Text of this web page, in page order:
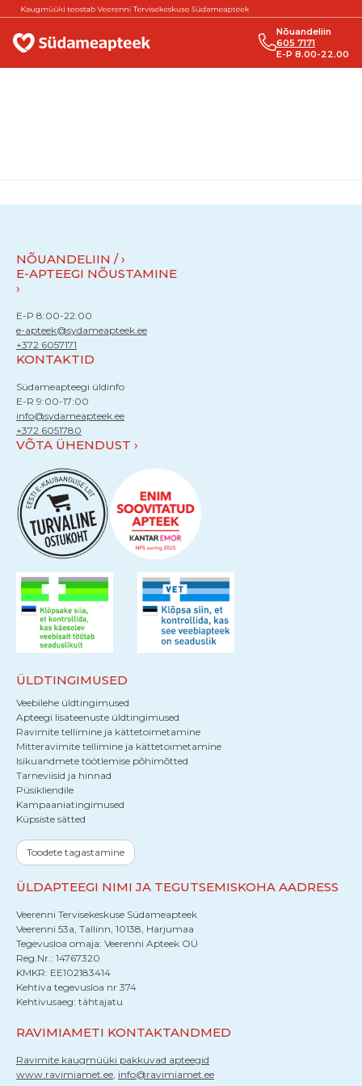
Liigu sisu juurde
Nõuandeliin
605 7171
E-P 8.00-22.00
NÕUANDELIIN /
E-APTEEGI NÕUSTAMINE
E-P 8:00-22:00
e-apteek@sydameapteek.ee
+372 6057171
KONTAKTID
Südameapteegi üldinfo
E-R 9:00-17:00
info@sydameapteek.ee
+372 6051780
VÕTA ÜHENDUST
ÜLDTINGIMUSED
Veebilehe üldtingimused
Apteegi lisateenuste üldtingimused
Ravimite tellimine ja kättetoimetamine
Mitteravimite tellimine ja kättetoimetamine
Isikuandmete töötlemise põhimõtted
Tarneviisid ja hinnad
Püsikliendile
Kampaaniatingimused
Küpsiste sätted
Toodete tagastamine
ÜLDAPTEEGI NIMI JA TEGUTSEMISKOHA AADRESS
Veerenni Tervisekeskuse Südameapteek
Veerenni 53a, Tallinn, 10138, Harjumaa
Tegevusloa omaja: Veerenni Apteek OÜ
Reg.Nr.: 14767320
KMKR: EE102183414
Kehtiva tegevusloa nr 374
Kehtivusaeg: tähtajatu
RAVIMIAMETI KONTAKTANDMED
Ravimite kaugmüüki pakkuvad apteegid
www.ravimiamet.ee, info@ravimiamet.ee